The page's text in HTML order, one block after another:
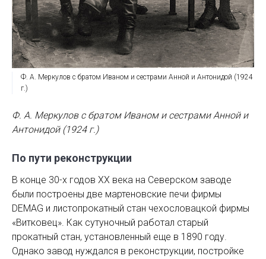
Ф. А. Меркулов с братом Иваном и сестрами Анной и Антонидой (1924
г.)
Ф. А. Меркулов с братом Иваном и сестрами Анной и
Антонидой (1924 г.)
По пути реконструкции
В конце 30-х годов ХХ века на Северском заводе
были построены две мартеновские печи фирмы
DEMAG и листопрокатный стан чехословацкой фирмы
«Витковец». Как сутуночный работал старый
прокатный стан, установленный еще в 1890 году.
Однако завод нуждался в реконструкции, постройке